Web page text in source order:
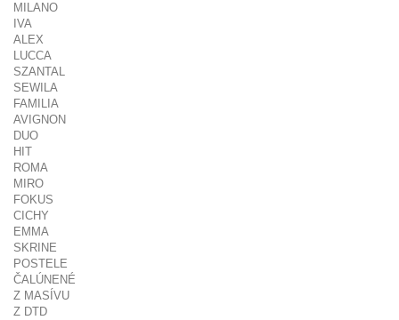
MILANO
IVA
ALEX
LUCCA
SZANTAL
SEWILA
FAMILIA
AVIGNON
DUO
HIT
ROMA
MIRO
FOKUS
CICHY
EMMA
SKRINE
POSTELE
ČALÚNENÉ
Z MASÍVU
Z DTD